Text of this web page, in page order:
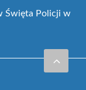
Święta Policji w